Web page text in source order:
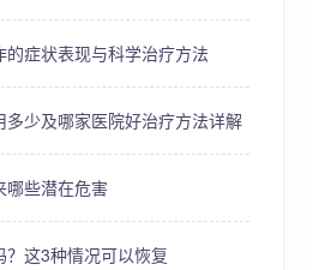
症状表现与科学治疗方法
少及哪家医院好治疗方法详解
哪些潜在危害
这3种情况可以恢复